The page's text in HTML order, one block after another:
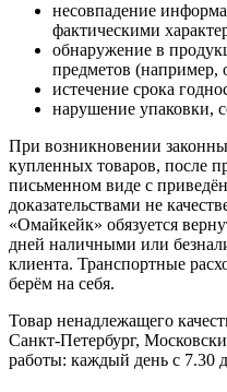
несовпадение
фактическими
обнаружение в
предметов (например,
истечение срока
нарушение упаковки,
При возникновении
купленных товаров, после
письменном виде с
доказательствами не
«Омайкейк» обязуется
дней наличными или
клиента. Транспортные
берём на себя.
Товар ненадлежащего
Санкт-Петербург,
работы: каждый день с 7.30